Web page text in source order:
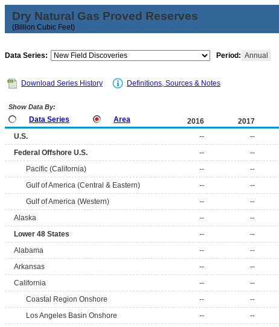
Dry Natural Gas Proved Reserves
(Billion Cubic Feet)
Data Series: Period: Annual
Download Series History Definitions, Sources & Notes
Show Data By:
Data Series Area 2016 2017
U.S.
-- --
Federal Offshore U.S.
-- --
Pacific (California)
-- --
Gulf of America (Central & Eastern)
-- --
Gulf of America (Western)
-- --
Alaska
-- --
Lower 48 States
-- --
Alabama
-- --
Arkansas
-- --
California
-- --
Coastal Region Onshore
-- --
Los Angeles Basin Onshore
-- --